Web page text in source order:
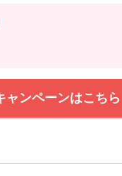
ャンペーンはこちら